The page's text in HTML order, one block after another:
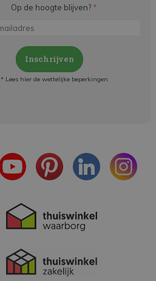
Op de hoogte blijven? *
Inschrijven
* Lees hier de wettelijke beperkingen